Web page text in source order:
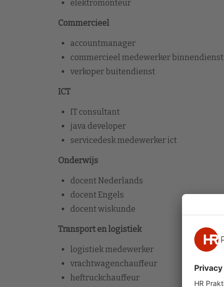
elektromonteur
Commercieel
accountmanager
commercieel medewerker binnendienst
verkoper buitendienst
ICT
IT consultant
java developer
servicedesk medewerker ict
Onderwijs
docent Nederlands
docent Engels
docent wiskunde
Transport en logistiek
logistiek medewerker
vrachtwagenchauffeur
heftruckchauffeur